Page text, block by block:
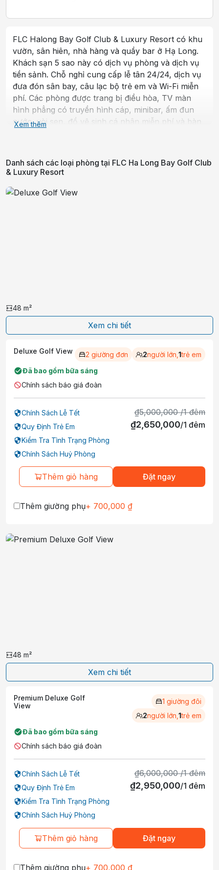
FLC Halong Bay Golf Club & Luxury Resort có khu
vườn, sân hiên, nhà hàng và quầy bar ở Hạ Long.
Khách sạn 5 sao này có dịch vụ phòng và dịch vụ
tiền sảnh. Chỗ nghỉ cung cấp lễ tân 24/24, dịch vụ
đưa đón sân bay, câu lạc bộ trẻ em và Wi-Fi miễn
phí. Các phòng được trang bị điều hòa, TV màn
hình phẳng có truyền hình cáp, minibar, ấm đun
nước, vòi sen, đồ vệ sinh cá nhân miễn phí và bàn
và một số phòng khác cũng nhìn ra biển. Tất cả
các phòng có tủ quần áo. Khách tại khách sạn có
kiểu lục địa. FLC Halong Bay Golf Club & Luxury
Xem thêm
Danh sách các loại phòng tại FLC Ha Long Bay Golf Club
& Luxury Resort
48 m²
Xem chi tiết
Deluxe Golf View 2 giường đơn 2người lớn, 1trẻ em
Đã bao gồm bữa sáng
Chính sách báo giá đoàn
Chính Sách Lễ Tết
Quy Định Trẻ Em
Kiểm Tra Tình Trạng Phòng
Chính Sách Huỷ Phòng
₫5,000,000 /1 đêm
₫2,650,000/1 đêm
Thêm giỏ hàng Đặt ngay
Thêm giường phụ+ 700,000 ₫
48 m²
Xem chi tiết
Premium Deluxe Golf
View
1 giường đôi
2người lớn, 1trẻ em
Đã bao gồm bữa sáng
Chính sách báo giá đoàn
Chính Sách Lễ Tết
Quy Định Trẻ Em
Kiểm Tra Tình Trạng Phòng
Chính Sách Huỷ Phòng
₫6,000,000 /1 đêm
₫2,950,000/1 đêm
Thêm giỏ hàng Đặt ngay
Thêm giường phụ+ 700,000 ₫